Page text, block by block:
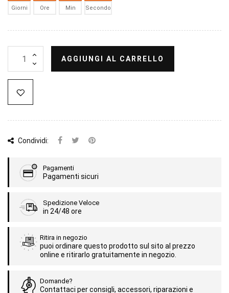
Giorni Ore Min Secondo
AGGIUNGI AL CARRELLO
Condividi:
Pagamenti
Pagamenti sicuri
Spedizione Veloce
in 24/48 ore
Ritira in negozio
puoi ordinare questo prodotto sul sito al prezzo
online e ritirarlo gratuitamente in negozio.
Domande?
Contattaci per consigli, accessori, riparazioni e